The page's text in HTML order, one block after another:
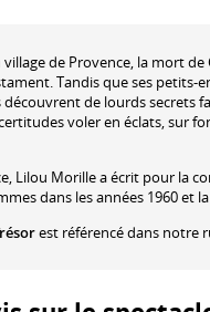
village de Provence, la mort
Tandis que ses
découvrent de lourds secrets
voler en éclats, sur
Lilou Morille a écrit pour la
dans les années 1960 et
est référencé dans notre